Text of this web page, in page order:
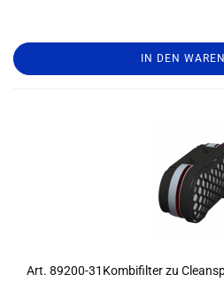
IN DEN
Art. 89200-​​31Kombifilter zu